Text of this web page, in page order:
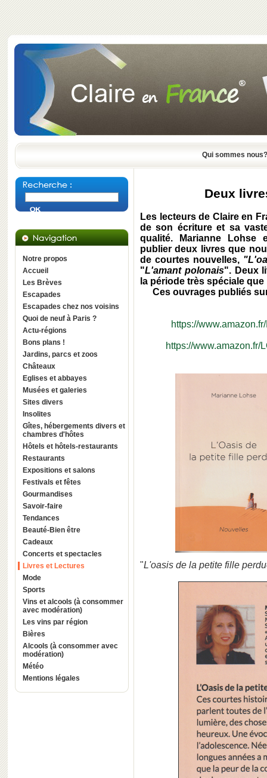
Qui sommes nous?
Notre propos
Accueil
Les Brèves
Escapades
Escapades chez nos voisins
Quoi de neuf à Paris ?
Actu-régions
Bons plans !
Jardins, parcs et zoos
Châteaux
Eglises et abbayes
Musées et galeries
Sites divers
Insolites
Gîtes, hébergements divers et
chambres d'hôtes
Hôtels et hôtels-restaurants
Restaurants
Expositions et salons
Festivals et fêtes
Gourmandises
Savoir-faire
Tendances
Beauté-Bien être
Cadeaux
Concerts et spectacles
Livres et Lectures
Mode
Sports
Vins et alcools (à consommer
avec modération)
Les vins par région
Bières
Alcools (à consommer avec
modération)
Météo
Mentions légales
Deux
Les lecteurs de Claire en
de son écriture et sa
qualité. Marianne
publier deux livres que
de courtes nouvelles,
"L'amant polonais". Deux
la période très spéciale
Ces ouvrages publiés
https://
https://www.amazon.fr/
"L'oasis de la petite fille